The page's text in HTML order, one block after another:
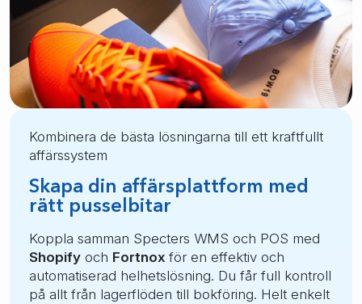
Kombinera de bästa lösningarna till ett kraftfullt
affärssystem
Skapa din affärsplattform med
rätt pusselbitar
Koppla samman Specters WMS och POS med
Shopify och Fortnox för en effektiv och
automatiserad helhetslösning. Du får full kontroll
på allt från lagerflöden till bokföring. Helt enkelt